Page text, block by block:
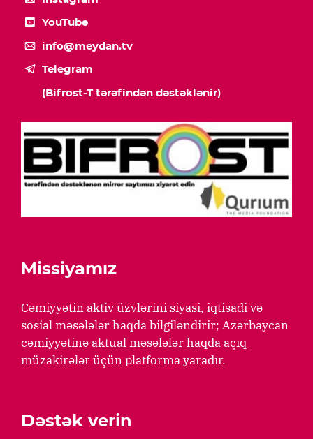
YouTube
info@meydan.tv
Telegram
(Bifrost-T tərəfindən dəstəklənir)
Missiyamız
Cəmiyyətin aktiv üzvlərini siyasi, iqtisadi və
sosial məsələlər haqda bilgiləndirir; Azərbaycan
cəmiyyətinə aktual məsələlər haqda açıq
müzakirələr üçün platforma yaradır.
Dəstək verin